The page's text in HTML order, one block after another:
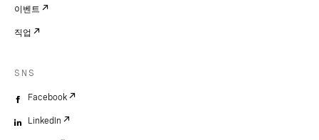
이벤트
직업
SNS
Facebook
LinkedIn